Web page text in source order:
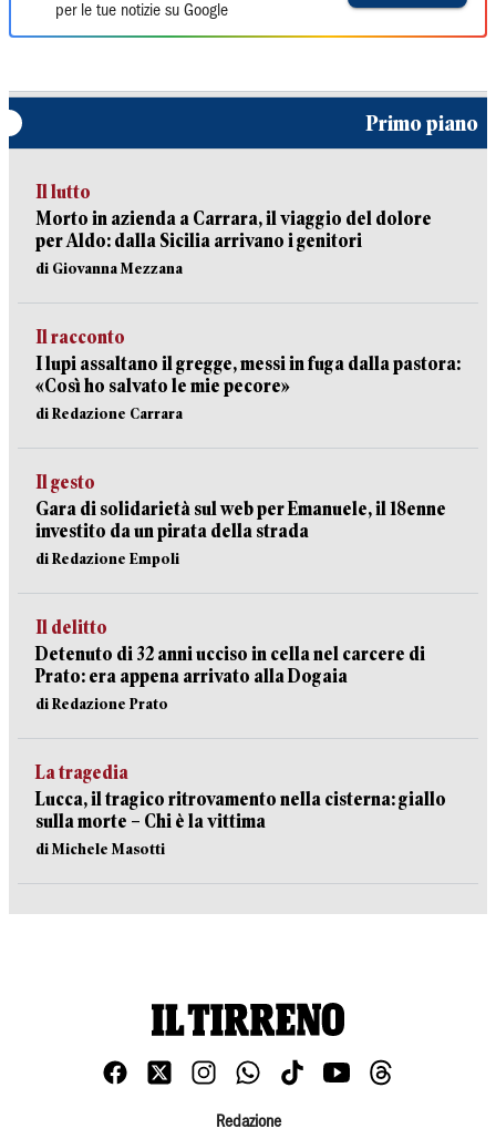
per le tue notizie su Google
Primo piano
Il lutto
Morto in azienda a Carrara, il viaggio del dolore
per Aldo: dalla Sicilia arrivano i genitori
di Giovanna Mezzana
Il racconto
I lupi assaltano il gregge, messi in fuga dalla pastora:
«Così ho salvato le mie pecore»
di Redazione Carrara
Il gesto
Gara di solidarietà sul web per Emanuele, il 18enne
investito da un pirata della strada
di Redazione Empoli
Il delitto
Detenuto di 32 anni ucciso in cella nel carcere di
Prato: era appena arrivato alla Dogaia
di Redazione Prato
La tragedia
Lucca, il tragico ritrovamento nella cisterna: giallo
sulla morte – Chi è la vittima
di Michele Masotti
Redazione